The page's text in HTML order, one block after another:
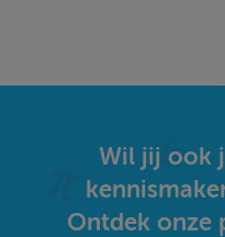
Wil jij ook
Ontdek onze